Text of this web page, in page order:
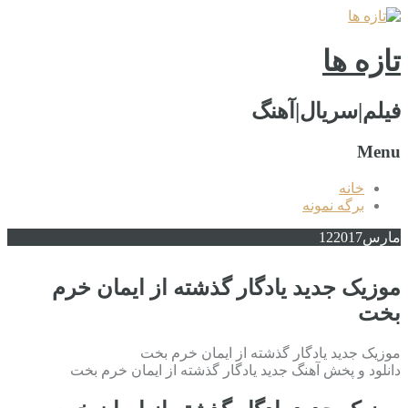
تازه ها
فیلم|سریال|آهنگ
Menu
خانه
برگه نمونه
مارس 122017
موزیک جدید یادگار گذشته از ایمان خرم
بخت
موزیک جدید یادگار گذشته از ایمان خرم بخت
دانلود و پخش آهنگ جدید یادگار گذشته از ایمان خرم بخت